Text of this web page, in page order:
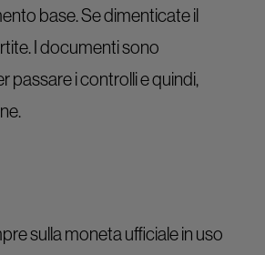
base. Se dimenticate il
I documenti sono
passare i controlli e quindi,
sulla moneta ufficiale in uso